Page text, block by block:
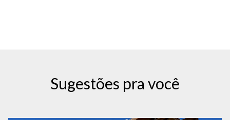
Sugestões pra você